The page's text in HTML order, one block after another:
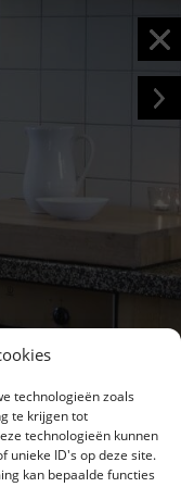
technologieën zoals
te krijgen tot
technologieën kunnen
unieke ID's op deze site.
kan bepaalde functies